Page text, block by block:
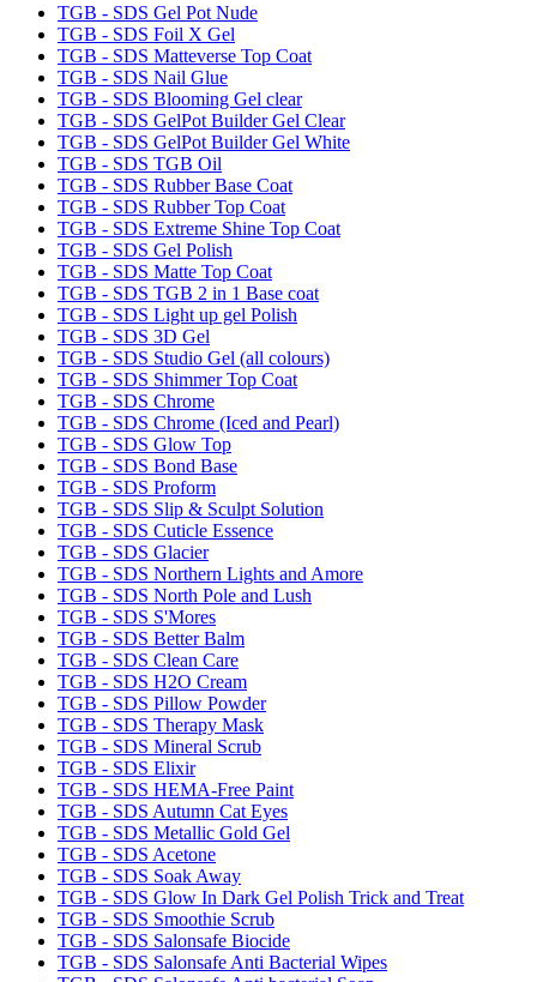
TGB - SDS Gel Pot Nude
TGB - SDS Foil X Gel
TGB - SDS Matteverse Top Coat
TGB - SDS Nail Glue
TGB - SDS Blooming Gel clear
TGB - SDS GelPot Builder Gel Clear
TGB - SDS GelPot Builder Gel White
TGB - SDS TGB Oil
TGB - SDS Rubber Base Coat
TGB - SDS Rubber Top Coat
TGB - SDS Extreme Shine Top Coat
TGB - SDS Gel Polish
TGB - SDS Matte Top Coat
TGB - SDS TGB 2 in 1 Base coat
TGB - SDS Light up gel Polish
TGB - SDS 3D Gel
TGB - SDS Studio Gel (all colours)
TGB - SDS Shimmer Top Coat
TGB - SDS Chrome
TGB - SDS Chrome (Iced and Pearl)
TGB - SDS Glow Top
TGB - SDS Bond Base
TGB - SDS Proform
TGB - SDS Slip & Sculpt Solution
TGB - SDS Cuticle Essence
TGB - SDS Glacier
TGB - SDS Northern Lights and Amore
TGB - SDS North Pole and Lush
TGB - SDS S'Mores
TGB - SDS Better Balm
TGB - SDS Clean Care
TGB - SDS H2O Cream
TGB - SDS Pillow Powder
TGB - SDS Therapy Mask
TGB - SDS Mineral Scrub
TGB - SDS Elixir
TGB - SDS HEMA-Free Paint
TGB - SDS Autumn Cat Eyes
TGB - SDS Metallic Gold Gel
TGB - SDS Acetone
TGB - SDS Soak Away
TGB - SDS Glow In Dark Gel Polish Trick and Treat
TGB - SDS Smoothie Scrub
TGB - SDS Salonsafe Biocide
TGB - SDS Salonsafe Anti Bacterial Wipes